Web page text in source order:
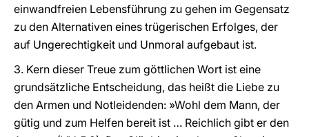
einwandfreien Lebensführung zu gehen im Gegensatz
zu den Alternativen eines trügerischen Erfolges, der
auf Ungerechtigkeit und Unmoral aufgebaut ist.
3. Kern dieser Treue zum göttlichen Wort ist eine
grundsätzliche Entscheidung, das heißt die Liebe zu
den Armen und Notleidenden: »Wohl dem Mann, der
gütig und zum Helfen bereit ist … Reichlich gibt er den